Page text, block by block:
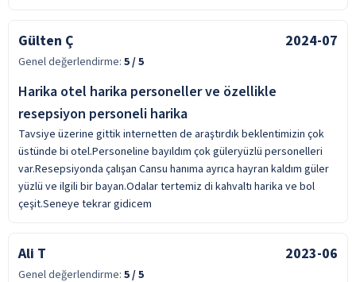
Gülten Ç 2024-07
Genel değerlendirme: 5/ 5
Harika otel harika personeller ve özellikle
resepsiyon personeli harika
Tavsiye üzerine gittik internetten de araştırdık beklentimizin çok
üstünde bi otel.Personeline bayıldım çok güleryüzlü personelleri
var.Resepsiyonda çalışan Cansu hanıma ayrıca hayran kaldım güler
yüzlü ve ilgili bir bayan.Odalar tertemiz di kahvaltı harika ve bol
çeşit.Seneye tekrar gidicem
Ali T 2023-06
Genel değerlendirme: 5/ 5